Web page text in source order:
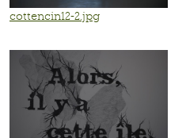
cottencin12-2.jpg